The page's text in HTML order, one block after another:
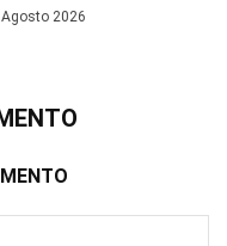
Agosto 2026